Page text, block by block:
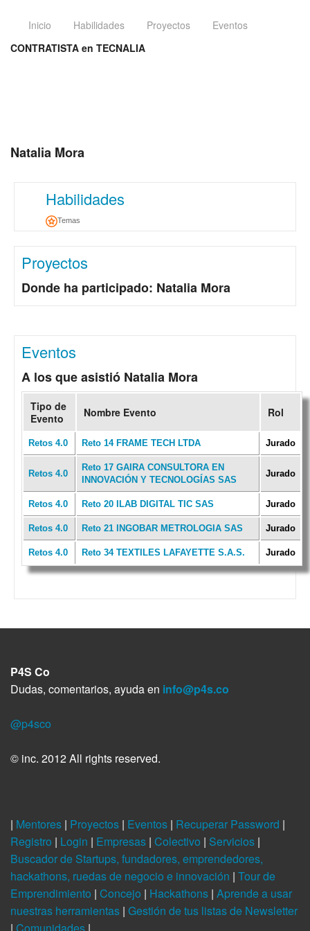
Inicio Habilidades Proyectos
Eventos
CONTRATISTA en TECNALIA
Natalia Mora
Habilidades
Temas
Proyectos
Donde ha participado: Natalia Mora
Eventos
A los que asistió Natalia Mora
Tipo de
Evento
Nombre Evento Rol
Retos 4.0 Reto 14 FRAME TECH LTDA Jurado
Retos 4.0
Reto 17 GAIRA CONSULTORA EN
INNOVACIÓN Y TECNOLOGÍAS SAS
Jurado
Retos 4.0 Reto 20 ILAB DIGITAL TIC SAS Jurado
Retos 4.0 Reto 21 INGOBAR METROLOGIA SAS Jurado
Retos 4.0 Reto 34 TEXTILES LAFAYETTE S.A.S. Jurado
P4S Co
Dudas, comentarios, ayuda en info@p4s.co
@p4sco
© inc. 2012 All rights reserved.
| Mentores | Proyectos | Eventos | Recuperar Password |
Registro | Login | Empresas | Colectivo | Servicios |
Buscador de Startups, fundadores, emprendedores,
hackathons, ruedas de negocio e innovación | Tour de
Emprendimiento | Concejo | Hackathons | Aprende a usar
nuestras herramientas | Gestión de tus listas de Newsletter